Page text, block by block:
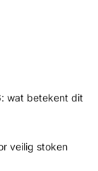
wat betekent dit
veilig stoken